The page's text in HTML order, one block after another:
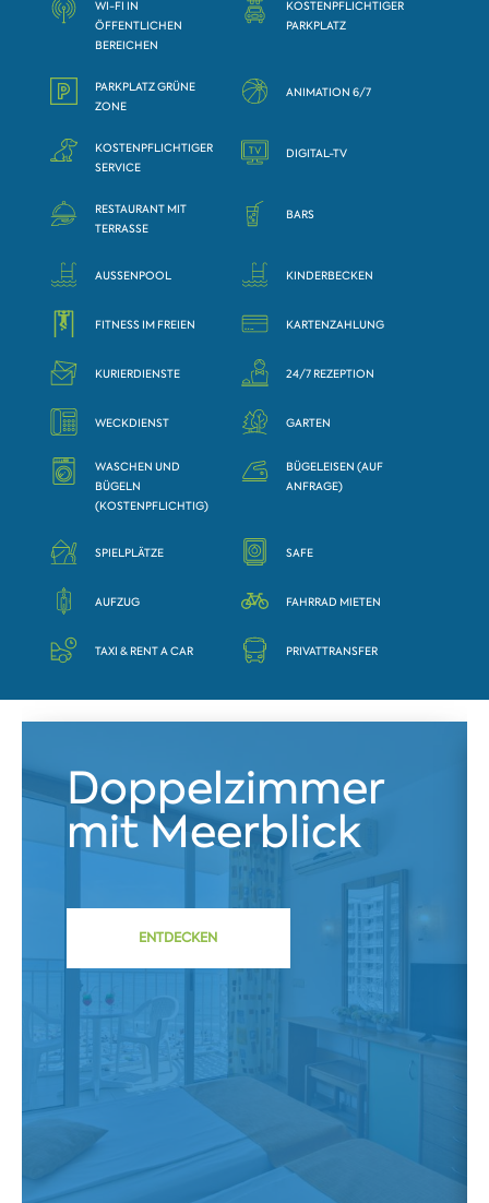
WI-FI IN
ÖFFENTLICHEN
BEREICHEN
KOSTENPFLICHTIGER
PARKPLATZ
PARKPLATZ GRÜNE
ZONE
ANIMATION 6/7
KOSTENPFLICHTIGER
SERVICE
DIGITAL-TV
RESTAURANT MIT
TERRASSE
BARS
AUSSENPOOL KINDERBECKEN
FITNESS IM FREIEN KARTENZAHLUNG
KURIERDIENSTE 24/7 REZEPTION
WECKDIENST GARTEN
WASCHEN UND
BÜGELN
(KOSTENPFLICHTIG)
BÜGELEISEN (AUF
ANFRAGE)
SPIELPLÄTZE SAFE
AUFZUG FAHRRAD MIETEN
TAXI & RENT A CAR PRIVATTRANSFER
Doppelzimmer
mit Meerblick
ENTDECKEN